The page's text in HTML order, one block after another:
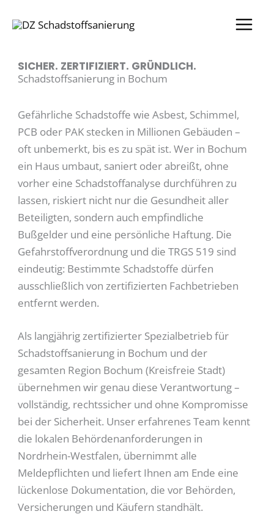
Inhalt
SICHER. ZERTIFIZIERT. GRÜNDLICH.
Schadstoffsanierung in Bochum
Gefährliche Schadstoffe wie Asbest, Schimmel,
PCB oder PAK stecken in Millionen Gebäuden –
oft unbemerkt, bis es zu spät ist. Wer in Bochum
ein Haus umbaut, saniert oder abreißt, ohne
vorher eine Schadstoffanalyse durchführen zu
lassen, riskiert nicht nur die Gesundheit aller
Beteiligten, sondern auch empfindliche
Bußgelder und eine persönliche Haftung. Die
Gefahrstoffverordnung und die TRGS 519 sind
eindeutig: Bestimmte Schadstoffe dürfen
ausschließlich von zertifizierten Fachbetrieben
entfernt werden.
Als langjährig zertifizierter Spezialbetrieb für
Schadstoffsanierung in Bochum und der
gesamten Region Bochum (Kreisfreie Stadt)
übernehmen wir genau diese Verantwortung –
vollständig, rechtssicher und ohne Kompromisse
bei der Sicherheit. Unser erfahrenes Team kennt
die lokalen Behördenanforderungen in
Nordrhein-Westfalen, übernimmt alle
Meldepflichten und liefert Ihnen am Ende eine
lückenlose Dokumentation, die vor Behörden,
Versicherungen und Käufern standhält.